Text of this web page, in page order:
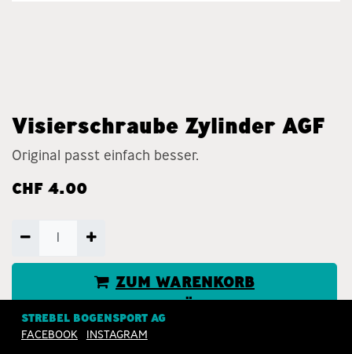
Visierschraube Zylinder AGF
Original passt einfach besser.
CHF 4.00
ZUM WARENKORB
HINZUFÜGEN
STREBEL BOGENSPORT AG
FACEBOOK
INSTAGRAM